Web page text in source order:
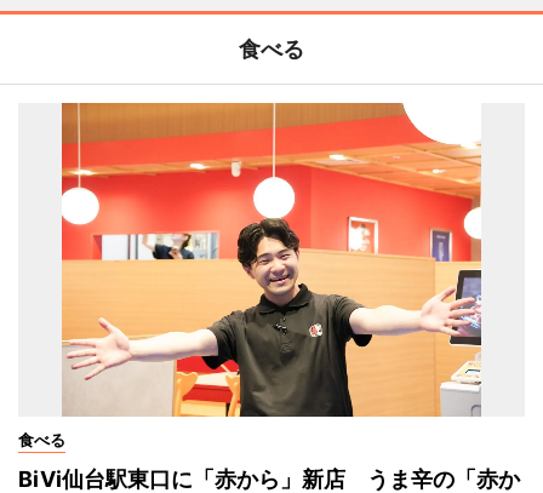
食べる
食べる
BiVi仙台駅東口に「赤から」新店 うま辛の「赤か